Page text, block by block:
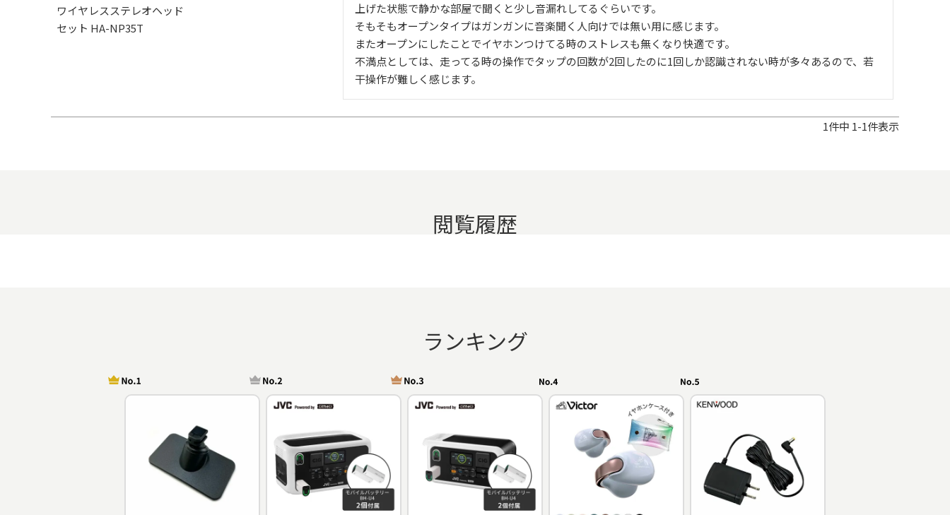
ワイヤレスステレオヘッド
セット HA-NP35T
上げた状態で静かな部屋で聞くと少し音漏れしてるぐらいです。
そもそもオープンタイプはガンガンに音楽聞く人向けでは無い用に感じます。
またオープンにしたことでイヤホンつけてる時のストレスも無くなり快適です。
不満点としては、走ってる時の操作でタップの回数が2回したのに1回しか認識されない時が多々あるので、若
干操作が難しく感じます。
1件中 1-1件表示
閲覧履歴
ランキング